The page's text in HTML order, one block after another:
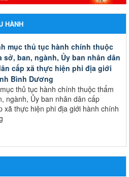
HÀNH
mục thủ tục hành chính thuộc
ban, ngành, Ủy ban nhân dân
cấp xã thực hiện phi địa giới
Bình Dương
thủ tục hành chính thuộc thẩm
ngành, Ủy ban nhân dân cấp
xã thực hiện phi địa giới hành chính
pháp luật năm 2025 của ngành
Bến Cát
luật năm 2025 của ngành